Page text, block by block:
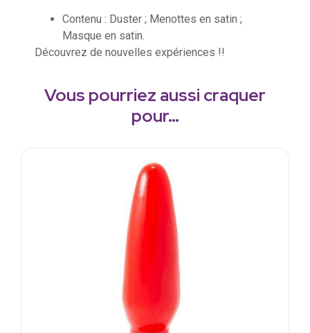
Contenu : Duster ; Menottes en satin ;
Masque en satin.
Découvrez de nouvelles expériences !!
Vous pourriez aussi craquer
pour…